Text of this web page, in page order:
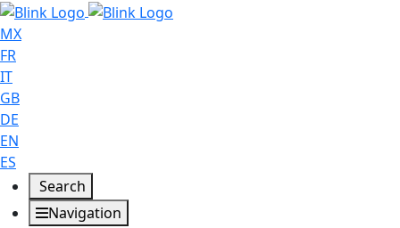
MX
FR
IT
GB
DE
EN
ES
Search
Navigation